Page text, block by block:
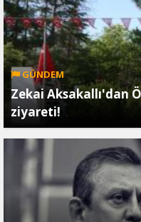
GÜNDEM
Zekai Aksakallı'dan
ziyareti!